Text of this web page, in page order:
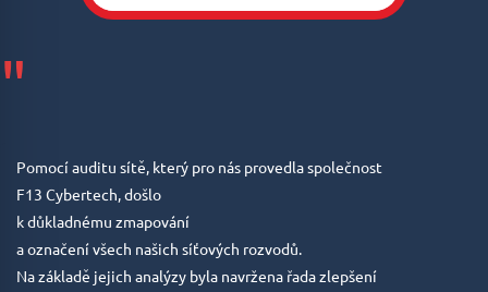
Pomocí auditu sítě, který pro nás provedla společnost
F13 Cybertech, došlo
k důkladnému zmapování
a označení všech našich síťových rozvodů.
Na základě jejich analýzy byla navržena řada zlepšení
"